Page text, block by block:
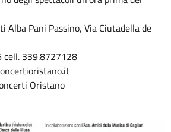
Alba Pani Passino, Via Ciutadella de
cell. 339.8727128
Oristano